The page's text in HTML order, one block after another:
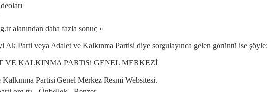
alanından daha fazla sonuç »
Ak Parti veya Adalet ve Kalkınma Partisi diye sorgulayınca gelen görüntü ise şöyle:
VE KALKINMA PARTiSi GENEL MERKEZİ
Kalkınma Partisi Genel Merkez Resmi Websitesi.